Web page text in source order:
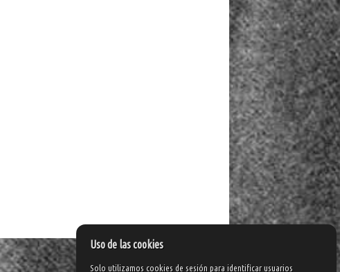
Uso de las cookies
Solo utilizamos cookies de sesión para identificar usuarios